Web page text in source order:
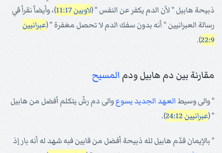
ذبيحة هابيل " لأن الدم يكفر عن النفس " (لاويين 11:17
)، وأيضاً نقرأ في
رسالة العبرانيين " أنه بدون سفك الدم لا تحصل مغفرة " (عبرانيين
22:9
).
مقارنة بين دم هابيل ودم المسيح
" والى وسيط العهد الجديد يسوعوالى دم رشّ يتكلم أفضل من هابيل
" (عبرانيين 24:12 ).
" بالإيمان قدّم هابيل لله ذبيحة أفضل من قايين فبه شهد له أنه بار إذ